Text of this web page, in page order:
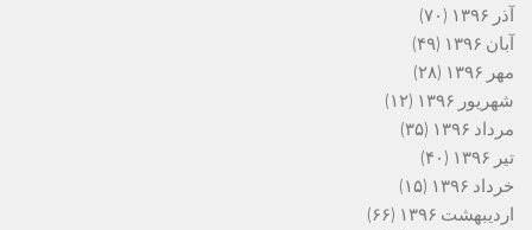
آذر ۱۳۹۶
(۷۰)
آبان ۱۳۹۶
(۴۹)
مهر ۱۳۹۶
(۲۸)
شهریور ۱۳۹۶
(۱۲)
مرداد ۱۳۹۶
(۳۵)
تیر ۱۳۹۶
(۴۰)
خرداد ۱۳۹۶
(۱۵)
اردیبهشت ۱۳۹۶
(۶۶)